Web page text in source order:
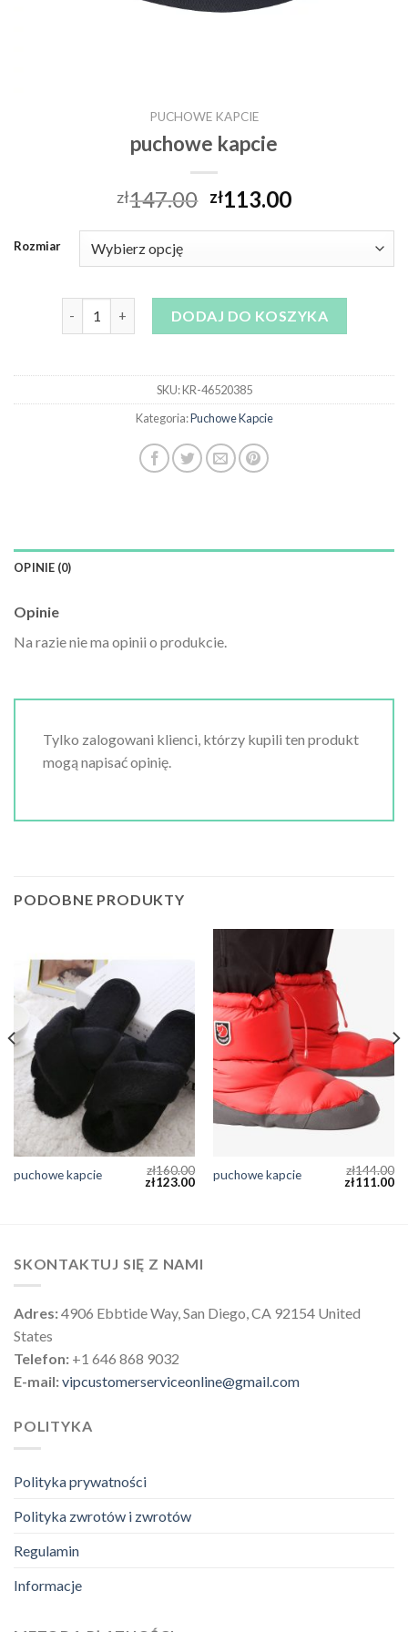
PUCHOWE KAPCIE
puchowe kapcie
zł147.00 zł113.00
Rozmiar
DODAJ DO KOSZYKA
SKU:KR-46520385
Kategoria:Puchowe Kapcie
OPINIE (0)
Opinie
Na razie nie ma opinii o produkcie.
Tylko zalogowani klienci, którzy kupili ten produkt
mogą napisać opinię.
PODOBNE PRODUKTY
puchowe kapcie zł160.00
zł123.00 puchowe kapcie zł144.00
zł111.00
SKONTAKTUJ SIĘ Z NAMI
Adres:4906 Ebbtide Way, San Diego, CA 92154 United
States
Telefon: +1 646 868 9032
E-mail:vipcustomerserviceonline@gmail.com
POLITYKA
Polityka prywatności
Polityka zwrotów i zwrotów
Regulamin
Informacje